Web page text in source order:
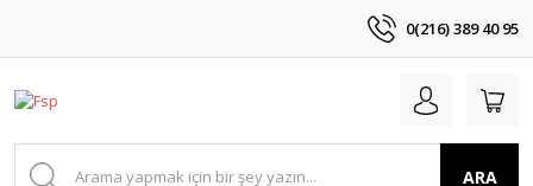
0(216) 389 40 95
ARA